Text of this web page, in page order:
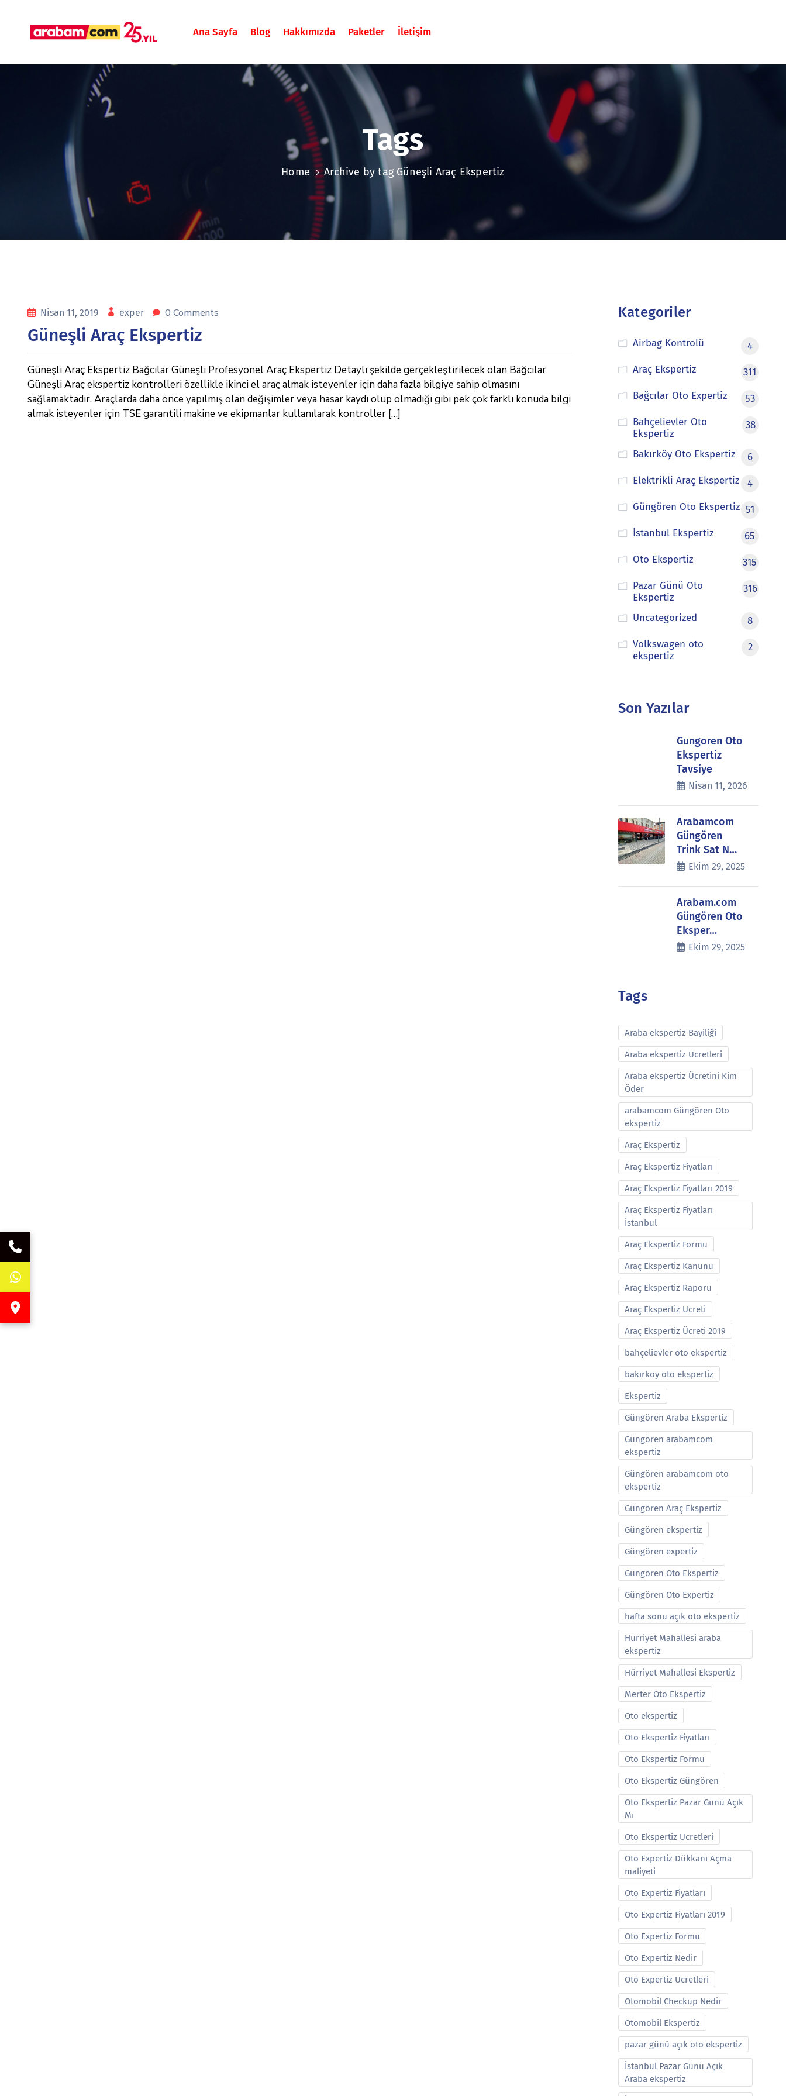
Ana Sayfa Blog Hakkımızda Paketler İletişim
Tags
Home Archive by tag Güneşli Araç Ekspertiz
Nisan 11, 2019 exper 0 Comments
Güneşli Araç Ekspertiz
Güneşli Araç Ekspertiz Bağcılar Güneşli Profesyonel Araç Ekspertiz Detaylı şekilde gerçekleştirilecek olan Bağcılar
Güneşli Araç ekspertiz kontrolleri özellikle ikinci el araç almak isteyenler için daha fazla bilgiye sahip olmasını
sağlamaktadır. Araçlarda daha önce yapılmış olan değişimler veya hasar kaydı olup olmadığı gibi pek çok farklı konuda bilgi
almak isteyenler için TSE garantili makine ve ekipmanlar kullanılarak kontroller […]
Kategoriler
Airbag Kontrolü
4
Araç Ekspertiz
311
Bağcılar Oto Expertiz
53
Bahçelievler Oto
Ekspertiz
38
Bakırköy Oto Ekspertiz
6
Elektrikli Araç Ekspertiz
4
Güngören Oto Ekspertiz 51
İstanbul Ekspertiz
65
Oto Ekspertiz
315
Pazar Günü Oto
Ekspertiz
316
Uncategorized
8
Volkswagen oto
ekspertiz
2
Son Yazılar
Güngören Oto
Ekspertiz
Tavsiye
Nisan 11, 2026
Arabamcom
Güngören
Trink Sat N…
Ekim 29, 2025
Arabam.com
Güngören Oto
Eksper…
Ekim 29, 2025
Tags
Araba ekspertiz Bayiliği
Araba ekspertiz Ucretleri
Araba ekspertiz Ücretini Kim
Öder
arabamcom Güngören Oto
ekspertiz
Araç Ekspertiz
Araç Ekspertiz Fiyatları
Araç Ekspertiz Fiyatları 2019
Araç Ekspertiz Fiyatları
İstanbul
Araç Ekspertiz Formu
Araç Ekspertiz Kanunu
Araç Ekspertiz Raporu
Araç Ekspertiz Ucreti
Araç Ekspertiz Ücreti 2019
bahçelievler oto ekspertiz
bakırköy oto ekspertiz
Ekspertiz
Güngören Araba Ekspertiz
Güngören arabamcom
ekspertiz
Güngören arabamcom oto
ekspertiz
Güngören Araç Ekspertiz
Güngören ekspertiz
Güngören expertiz
Güngören Oto Ekspertiz
Güngören Oto Expertiz
hafta sonu açık oto ekspertiz
Hürriyet Mahallesi araba
ekspertiz
Hürriyet Mahallesi Ekspertiz
Merter Oto Ekspertiz
Oto ekspertiz
Oto Ekspertiz Fiyatları
Oto Ekspertiz Formu
Oto Ekspertiz Güngören
Oto Ekspertiz Pazar Günü Açık
Mı
Oto Ekspertiz Ucretleri
Oto Expertiz Dükkanı Açma
maliyeti
Oto Expertiz Fiyatları
Oto Expertiz Fiyatları 2019
Oto Expertiz Formu
Oto Expertiz Nedir
Oto Expertiz Ucretleri
Otomobil Checkup Nedir
Otomobil Ekspertiz
pazar günü açık oto ekspertiz
İstanbul Pazar Günü Açık
Araba ekspertiz